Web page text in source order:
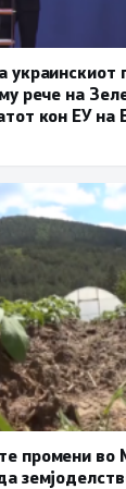
украинскиот
рече на
кон ЕУ на
промени во